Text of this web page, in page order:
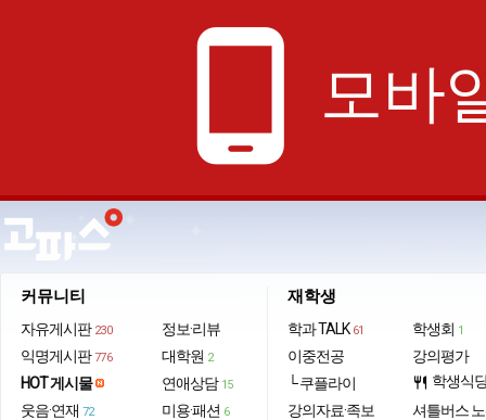
phone_android 모바
커뮤니티
자유게시판 230
익명게시판 776
HOT 게시물
웃음·연재 72
정보·리뷰
대학원 2
연애상담 15
미용·패션 6
재학생
학과 TALK 61
이중전공
└ 쿠플라이
강의자료·족보
학생회 1
강의평가
restaurant 학생식
셔틀버스